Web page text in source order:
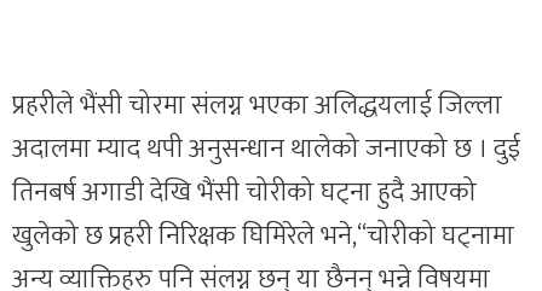
प्रहरीले भैंसी चोरमा संलग्न भएका अलिद्धयलाई जिल्ला
अदालमा म्याद थपी अनुसन्धान थालेको जनाएको छ । दुई
तिनबर्ष अगाडी देखि भैंसी चोरीको घट्ना हुदै आएको
खुलेको छ प्रहरी निरिक्षक घिमिरेले भने,“चोरीको घट्नामा
अन्य व्याक्तिहरु पनि संलग्न छन् या छैनन् भन्ने विषयमा